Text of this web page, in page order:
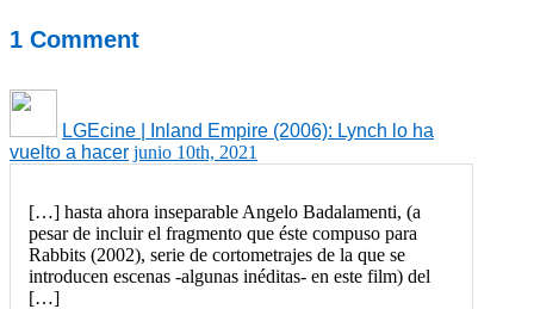
1 Comment
LGEcine | Inland Empire (2006): Lynch lo ha
vuelto a hacer junio 10th, 2021
[…] hasta ahora inseparable Angelo Badalamenti, (a
pesar de incluir el fragmento que éste compuso para
Rabbits (2002), serie de cortometrajes de la que se
introducen escenas -algunas inéditas- en este film) del
[…]